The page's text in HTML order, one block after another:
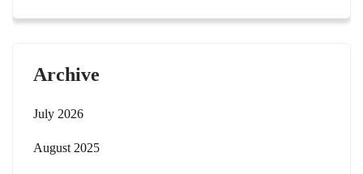
Archive
July 2026
August 2025